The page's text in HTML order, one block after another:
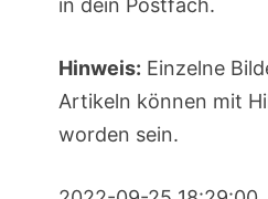
in dein Postfach.
Hinweis: Einzelne
Artikeln können mit
worden sein.